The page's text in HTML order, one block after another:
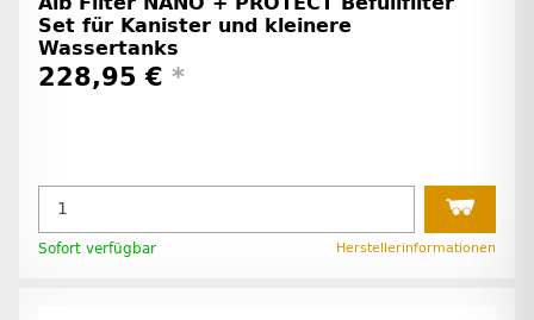
Set für Kanister und kleinere
Wassertanks
228,95 € *
Sofort verfügbar Herstellerinformationen